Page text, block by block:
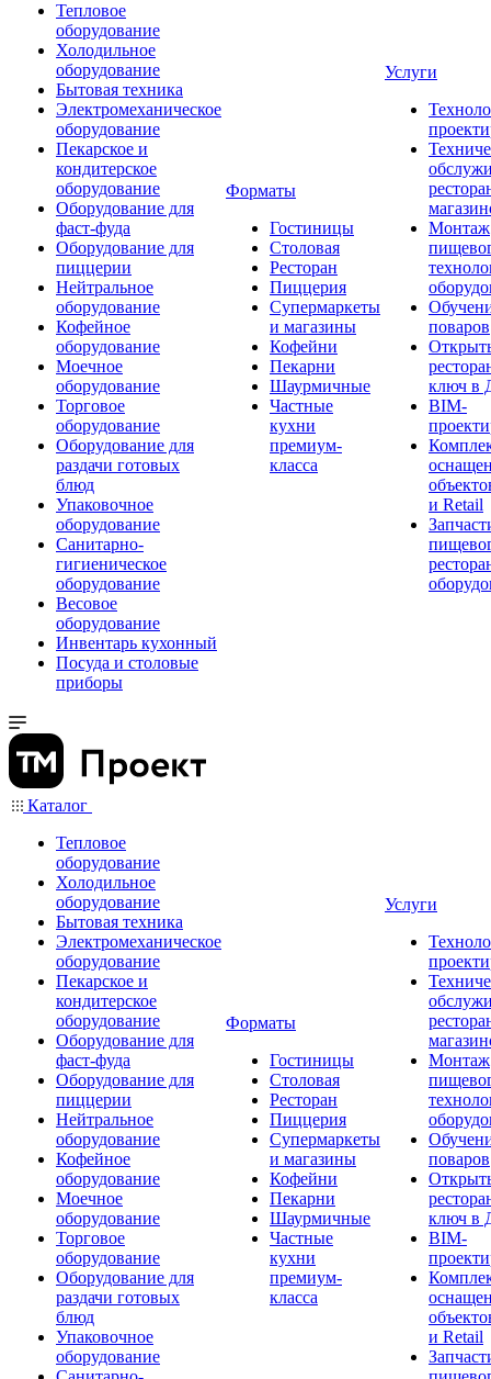
Тепловое
оборудование
Холодильное
оборудование
Бытовая техника
Электромеханическое
оборудование
Пекарское и
кондитерское
оборудование
Оборудование для
фаст-фуда
Оборудование для
пиццерии
Нейтральное
оборудование
Кофейное
оборудование
Моечное
оборудование
Торговое
оборудование
Оборудование для
раздачи готовых
блюд
Упаковочное
оборудование
Санитарно-
гигиеническое
оборудование
Весовое
оборудование
Инвентарь кухонный
Посуда и столовые
приборы
Форматы
Гостиницы
Столовая
Ресторан
Пиццерия
Супермаркеты
и магазины
Кофейни
Пекарни
Шаурмичные
Частные
кухни
премиум-
класса
Услуги
Монтаж
поваров
ключ в
BIM-
и Retail
Каталог
Тепловое
оборудование
Холодильное
оборудование
Бытовая техника
Электромеханическое
оборудование
Пекарское и
кондитерское
оборудование
Оборудование для
фаст-фуда
Оборудование для
пиццерии
Нейтральное
оборудование
Кофейное
оборудование
Моечное
оборудование
Торговое
оборудование
Оборудование для
раздачи готовых
блюд
Упаковочное
оборудование
Форматы
Гостиницы
Столовая
Ресторан
Пиццерия
Супермаркеты
и магазины
Кофейни
Пекарни
Шаурмичные
Частные
кухни
премиум-
класса
Услуги
Монтаж
поваров
ключ в
BIM-
и Retail